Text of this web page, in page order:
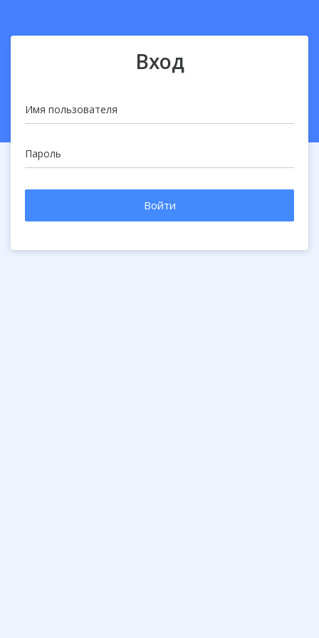
Вход
Имя пользователя
Пароль
Войти